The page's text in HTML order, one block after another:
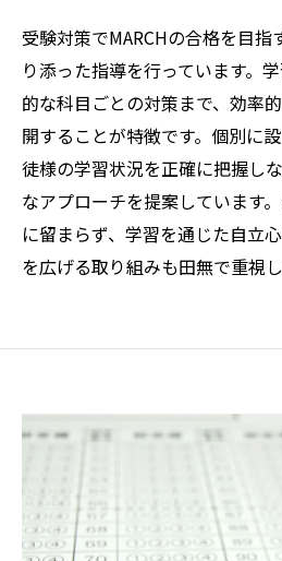
受験対策でMARCHの合格を目
り添った指導を行っています。
的な科目ごとの対策まで、効率
開することが特徴です。個別に
徒様の学習状況を正確に把握し
なアプローチを提案しています
に留まらず、学習を通じた自立
を広げる取り組みも田無で重視し